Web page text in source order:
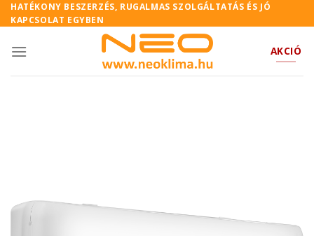
Skip
to
HATÉKONY BESZERZÉS, RUGALMAS SZOLGÁLTATÁS ÉS JÓ
KAPCSOLAT EGYBEN
AKCIÓ